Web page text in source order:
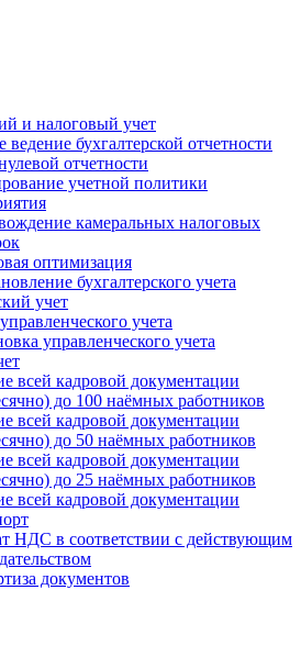
и налоговый учет
ведение бухгалтерской отчетности
отчетности
учетной политики
камеральных налоговых
оптимизация
бухгалтерского учета
учет
учета
управленческого учета
всей кадровой документации
до 100 наёмных работников
всей кадровой документации
до 50 наёмных работников
всей кадровой документации
до 25 наёмных работников
всей кадровой документации
НДС в соответствии с действующим
документов